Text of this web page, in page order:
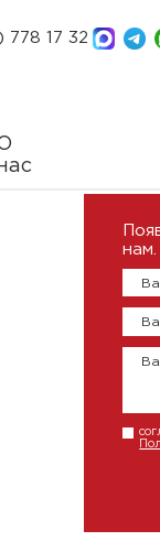
778 17 32
нам.